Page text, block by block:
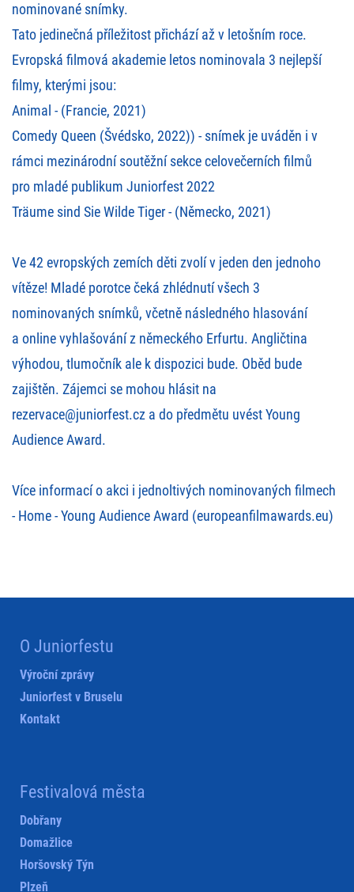
nominované snímky.
Tato jedinečná příležitost přichází až v letošním roce.
Evropská filmová akademie letos nominovala 3 nejlepší
filmy, kterými jsou:
Animal - (Francie, 2021)
Comedy Queen (Švédsko, 2022)) - snímek je uváděn i v
rámci mezinárodní soutěžní sekce celovečerních filmů
pro mladé publikum Juniorfest 2022
Träume sind Sie Wilde Tiger - (Německo, 2021)
Ve 42 evropských zemích děti zvolí v jeden den jednoho
vítěze! Mladé porotce čeká zhlédnutí všech 3
nominovaných snímků, včetně následného hlasování
a online vyhlašování z německého Erfurtu. Angličtina
výhodou, tlumočník ale k dispozici bude. Oběd bude
zajištěn. Zájemci se mohou hlásit na
rezervace@juniorfest.cz a do předmětu uvést Young
Audience Award.
Více informací o akci i jednoltivých nominovaných filmech
- Home - Young Audience Award (europeanfilmawards.eu)
O Juniorfestu
Výroční zprávy
Juniorfest v Bruselu
Kontakt
Festivalová města
Dobřany
Domažlice
Horšovský Týn
Plzeň